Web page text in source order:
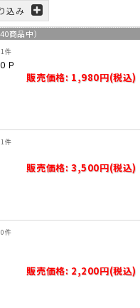
込み
40商品中）
1件
Ｐ
販売価格: 1,980円(税込)
1件
販売価格: 3,500円(税込)
0件
販売価格: 2,200円(税込)